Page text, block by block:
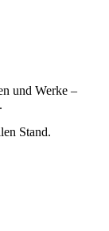
und Werke –
Stand.